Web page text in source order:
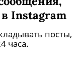
—
Instagram